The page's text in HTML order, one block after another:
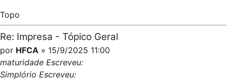
Topo
Re: Impresa - Tópico Geral
por HFCA » 15/9/2025 11:00
maturidade Escreveu:
Simplório Escreveu: